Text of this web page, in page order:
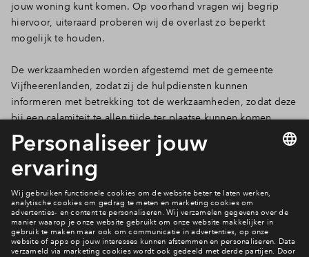
jouw woning kunt komen. Op voorhand vragen wij begrip
hiervoor, uiteraard proberen wij de overlast zo beperkt
mogelijk te houden.
De werkzaamheden worden afgestemd met de gemeente
Vijfheerenlanden, zodat zij de hulpdiensten kunnen
informeren met betrekking tot de werkzaamheden, zodat deze
bij een calamiteit te allen tijde ter plaatse kunnen komen.
Mocht je vragen hebben kun je een mail sturen naar:
hoefenhaag@mijneigenhuis.nl
Meer nieuws